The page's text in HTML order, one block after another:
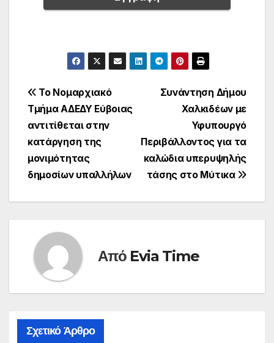
Πλοήγηση
άρθρων
Συνάντηση Δήμου
Χαλκιδέων με
Υφυπουργό
Περιβάλλοντος για τα
καλώδια υπερυψηλής
τάσης στο Μύτικα
Το Νομαρχιακό
Τμήμα ΑΔΕΔΥ Εύβοιας
αντιτίθεται στην
κατάργηση της
μονιμότητας
δημοσίων υπαλλήλων
Από Evia Time
Σχετικό Άρθρο